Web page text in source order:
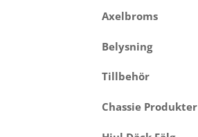
Axelbroms
Belysning
Tillbehör
Chassie Produkter